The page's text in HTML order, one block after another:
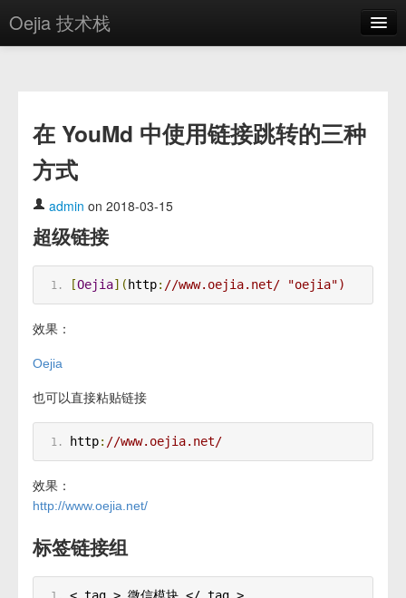
Oejia 技术栈
方案
OE学院
分享
关于
登录
在 YouMd 中使用链接跳转的三种
方式
admin on 2018-03-15
超级链接
[Oejia]( http: //www.oejia.net/ "oejia")
效果：
Oejia
也可以直接粘贴链接
http: //www.oejia.net/
效果：
http://www.oejia.net/
标签链接组